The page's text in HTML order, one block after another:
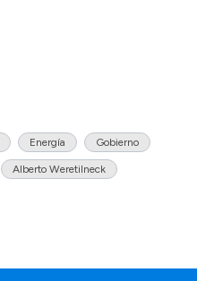
Energía Gobierno
Alberto Weretilneck